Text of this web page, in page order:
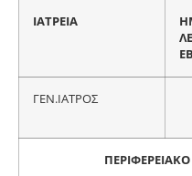
ΙΑΤΡΕΙΑ
ΓΕΝ.ΙΑΤΡΟΣ